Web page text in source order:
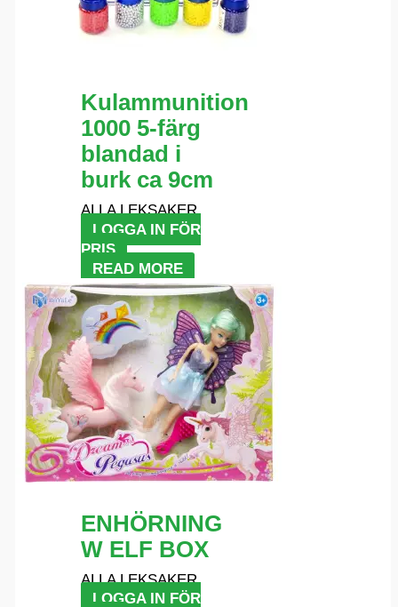
Kulammunition
1000 5-färg
blandad i
burk ca 9cm
ALLA LEKSAKER
LOGGA IN FÖR
PRIS
READ MORE
ENHÖRNING
W ELF BOX
ALLA LEKSAKER
LOGGA IN FÖR